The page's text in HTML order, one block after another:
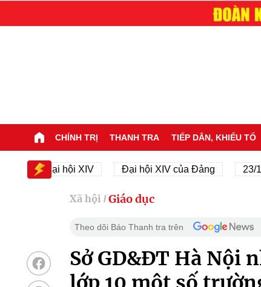
CHÍNH TRỊ THANH TRA TIẾP DÂN, KHIẾU TỐ
Đại hội XIV Đại hội XIV của Đảng 23/11/
Xã hội / Giáo dục
Theo dõi Báo Thanh tra trên
Sở GD&ĐT Hà Nội